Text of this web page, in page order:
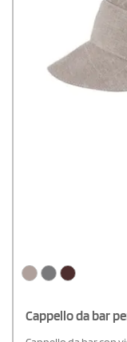
Cappello da bar